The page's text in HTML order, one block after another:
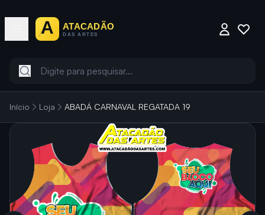
Início Loja ABADÁ CARNAVAL REGATADA 19